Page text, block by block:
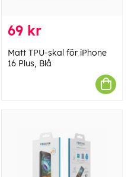
69 kr
Matt TPU-skal för iPhone
16 Plus, Blå